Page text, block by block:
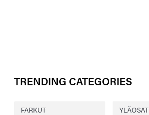
TRENDING CATEGORIES
FARKUT YLÄOSAT